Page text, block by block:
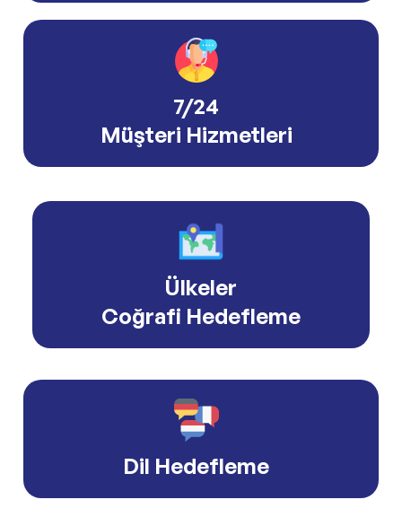
7/24
Müşteri Hizmetleri
Ülkeler
Coğrafi Hedefleme
Dil Hedefleme